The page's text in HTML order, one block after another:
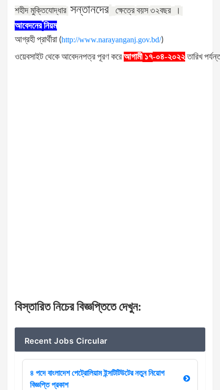
শহীদ মুক্তিযোদ্ধার সন্তানদের ক্ষেত্রে বয়স ৩২বছর
।
আবেদনের নিয়ম
আগ্রহী প্রার্থীরা(http://www.narayanganj.gov.bd/)
ওয়েবসাইট থেকে আবেদনপত্র পূরণ করে আগামী ১৭-০৪-২০২২ তারিখ
বিস্তারিতনিচেরবিজ্ঞপ্তিতে দেখুন:
Recent Jobs Circular
৪ পদে বাংলাদেশ পেট্রোলিয়াম ইন্সটিটিউটের নতুন নিয়োগ
বিজ্ঞপ্তি প্রকাশ